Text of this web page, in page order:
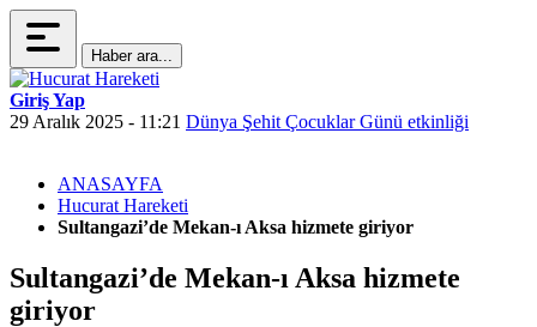
Haber ara...
Giriş Yap
29 Aralık 2025 - 11:21 Dünya Şehit Çocuklar Günü etkinliği
ANASAYFA
Hucurat Hareketi
Sultangazi’de Mekan-ı Aksa hizmete giriyor
Sultangazi’de Mekan-ı Aksa hizmete
giriyor